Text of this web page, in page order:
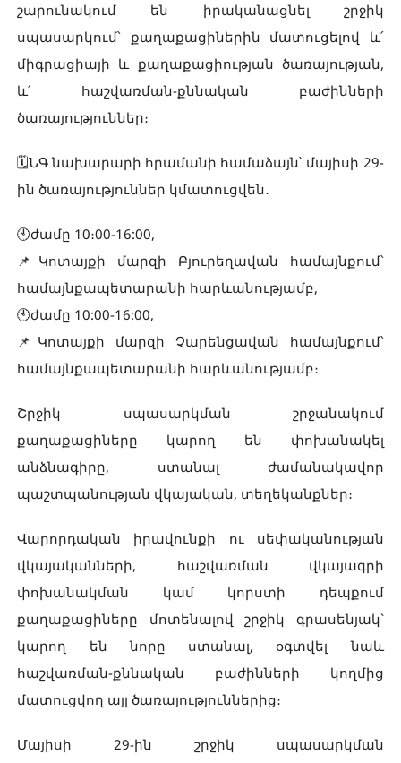
շարունակում են իրականացնել շրջիկ
սպասարկում՝ քաղաքացիներին մատուցելով և՛
միգրացիայի և քաղաքացիության ծառայության,
և՛ հաշվառման-քննական բաժինների
ծառայություններ։
🗓️ՆԳ նախարարի հրամանի համաձայն՝ մայիսի 29-
ին ծառայություններ կմատուցվեն․
🕙ժամը 10։00-16:00,
📌Կոտայքի մարզի Բյուրեղավան համայնքում՝
համայնքապետարանի հարևանությամբ,
🕙ժամը 10:00-16:00,
📌Կոտայքի մարզի Չարենցավան համայնքում՝
համայնքապետարանի հարևանությամբ։
Շրջիկ սպասարկման շրջանակում
քաղաքացիները կարող են փոխանակել
անձնագիրը, ստանալ ժամանակավոր
պաշտպանության վկայական, տեղեկանքներ։
Վարորդական իրավունքի ու սեփականության
վկայականների, հաշվառման վկայագրի
փոխանակման կամ կորստի դեպքում
քաղաքացիները մոտենալով շրջիկ գրասենյակ`
կարող են նորը ստանալ, օգտվել նաև
հաշվառման-քննական բաժինների կողմից
մատուցվող այլ ծառայություններից։
Մայիսի 29-ին շրջիկ սպասարկման